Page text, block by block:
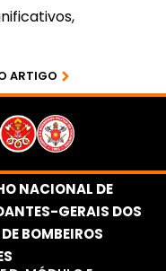
ARTIGO
NACIONAL DE
GERAIS DOS
BOMBEIROS